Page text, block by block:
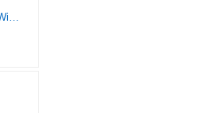
Mit 50 Euro um die Welt. Wie ich mit wenig in der Tasche loszog und als reicher Mensch zurückkam